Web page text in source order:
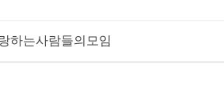
하는사람들의모임